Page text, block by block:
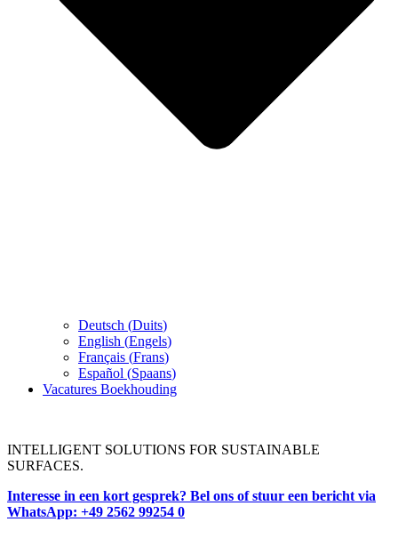
Deutsch (Duits)
English (Engels)
Français (Frans)
Español (Spaans)
Vacatures Boekhouding
INTELLIGENT SOLUTIONS FOR SUSTAINABLE
SURFACES.
Interesse in een kort gesprek? Bel ons of stuur een bericht via
WhatsApp: +49 2562 99254 0